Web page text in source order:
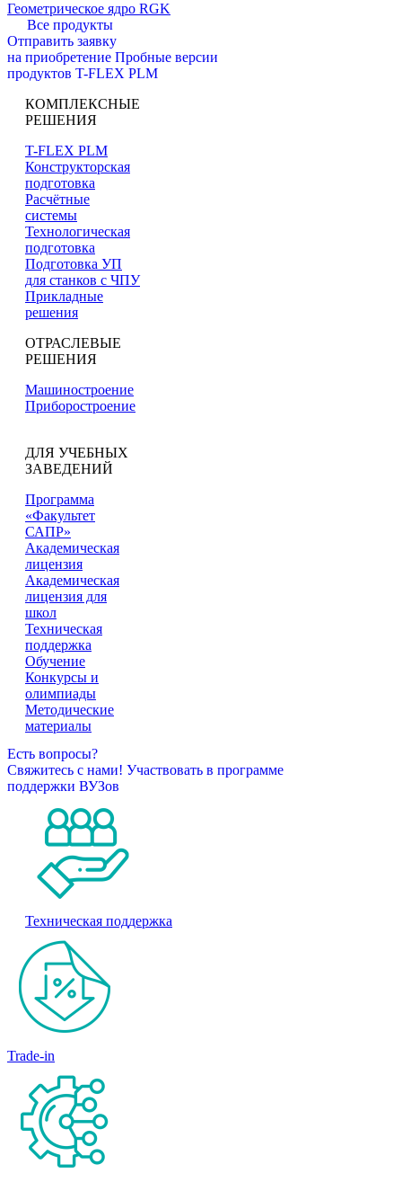
Геометрическое ядро RGK
Все продукты
Отправить заявку
на приобретение Пробные версии
продуктов T-FLEX PLM
КОМПЛЕКСНЫЕ
РЕШЕНИЯ
T-FLEX PLM
Конструкторская
подготовка
Расчётные
системы
Технологическая
подготовка
Подготовка УП
для станков с ЧПУ
Прикладные
решения
ОТРАСЛЕВЫЕ
РЕШЕНИЯ
Машиностроение
Приборостроение
ДЛЯ УЧЕБНЫХ
ЗАВЕДЕНИЙ
Программа
«Факультет
САПР»
Академическая
лицензия
Академическая
лицензия для
школ
Техническая
поддержка
Обучение
Конкурсы и
олимпиады
Методические
материалы
Есть вопросы?
Свяжитесь с нами! Участвовать в программе
поддержки ВУЗов
Техническая поддержка
Trade-in